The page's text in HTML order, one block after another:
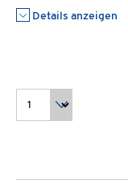
Details anzeigen